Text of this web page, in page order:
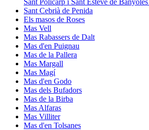
Sant Cebrià de Penida
Els masos de Roses
Mas Vell
Mas Rabassers de Dalt
Mas d'en Puignau
Mas de la Pallera
Mas Margall
Mas Magí
Mas d'en Godo
Mas dels Bufadors
Mas de la Birba
Mas Alfaras
Mas Villiter
Mas d'en Tolsanes